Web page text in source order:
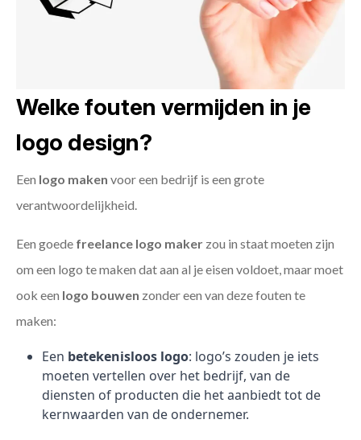
Welke fouten vermijden in je
logo design?
Een logo maken voor een bedrijf is een grote
verantwoordelijkheid.
Een goede freelance logo maker zou in staat moeten zijn
om een logo te maken dat aan al je eisen voldoet, maar moet
ook een logo bouwen zonder een van deze fouten te
maken:
Een betekenisloos logo: logo’s zouden je iets
moeten vertellen over het bedrijf, van de
diensten of producten die het aanbiedt tot de
kernwaarden van de ondernemer.